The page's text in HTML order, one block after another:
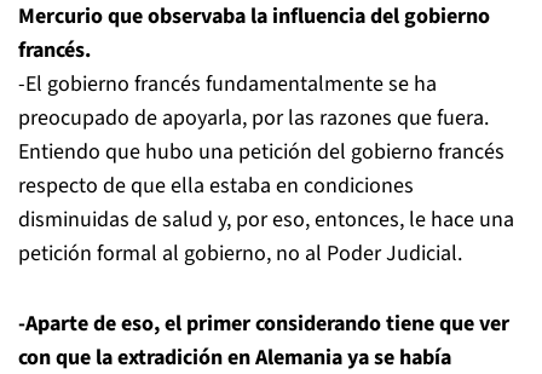
Mercurio que observaba la influencia del gobierno
francés.
-El gobierno francés fundamentalmente se ha
preocupado de apoyarla, por las razones que fuera.
Entiendo que hubo una petición del gobierno francés
respecto de que ella estaba en condiciones
disminuidas de salud y, por eso, entonces, le hace una
petición formal al gobierno, no al Poder Judicial.
-Aparte de eso, el primer considerando tiene que ver
con que la extradición en Alemania ya se había